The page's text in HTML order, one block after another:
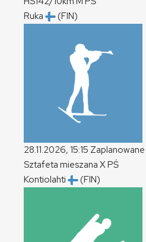
Ruka
(FIN)
28.11.2026, 15:15 Zaplanowane
Sztafeta mieszana XPŚ
Kontiolahti
(FIN)